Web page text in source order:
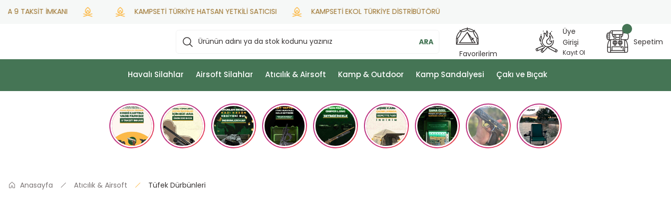
TAKSİT İMKANI KAMPSETİ TÜRKİYE HATSAN YETKİLİ SATICISI KAMPSETİ EKOL TÜRKİYE DİSTRİBÜTÖRÜ
ARA
Favorilerim
Üye
Girişi
Kayıt Ol
Sepetim
Havalı Silahlar Airsoft Silahlar Atıcılık & Airsoft Kamp & Outdoor Kamp Sandalyesi Çakı ve Bıçak
Anasayfa Atıcılık & Airsoft Tüfek Dürbünleri